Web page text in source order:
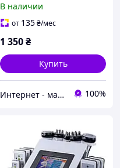
свет
В наличии
от 135₴/мес
1 350₴
Купить
Интернет - магазин "SUPER LADY" Косметологические аппараты и средства омоложения 100%